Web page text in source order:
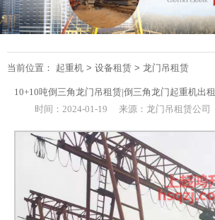
当前位置： 起重机 > 设备租赁 > 龙门吊租赁
10+10吨倒三角龙门吊租赁|倒三角龙门起重机出租
时间：2024-01-19
来源：龙门吊租赁公司